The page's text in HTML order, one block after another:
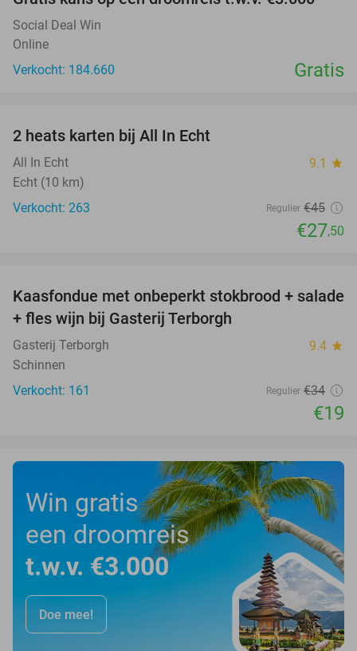
Social Deal Win
Online
Verkocht: 184.660
Gratis
2 heats karten bij All In Echt
All In Echt 9.1 star
Echt (10 km)
Verkocht: 263
Regulier €45
€27,50
44%
Kaasfondue met onbeperkt stokbrood + salade
+ fles wijn bij Gasterij Terborgh
Gasterij Terborgh 9.4 star
Schinnen
Verkocht: 161
Regulier €34
€19
Win gratis
een droomreis
t.w.v. €3.000
Doe mee!